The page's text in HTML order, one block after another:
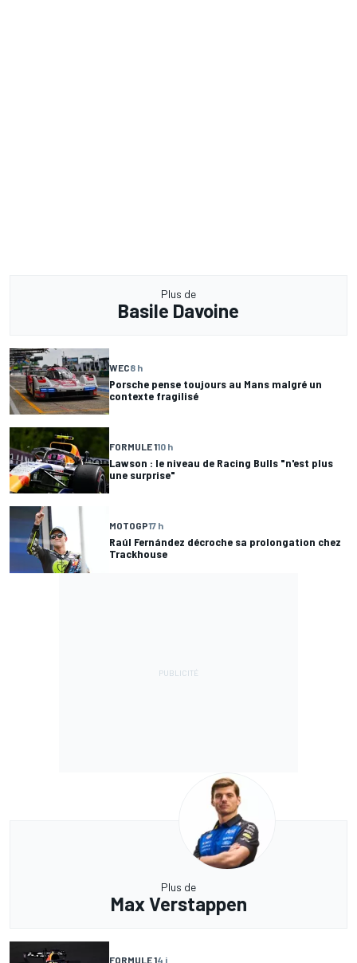
Plus de
Basile Davoine
WEC8 h
Porsche pense toujours au Mans malgré un
contexte fragilisé
FORMULE 110 h
Lawson : le niveau de Racing Bulls "n'est plus
une surprise"
MOTOGP17 h
Raúl Fernández décroche sa prolongation chez
Trackhouse
Plus de
Max Verstappen
FORMULE 14 j